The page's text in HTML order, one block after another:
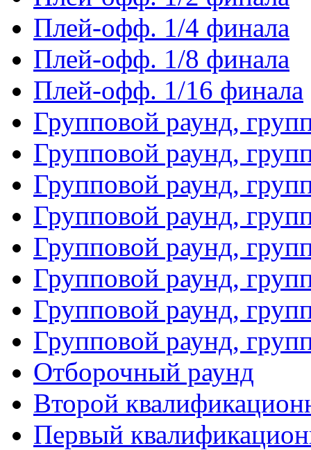
Плей-офф. 1/4 финала
Плей-офф. 1/8 финала
Плей-офф. 1/16 финала
Групповой раунд,
Групповой раунд,
Групповой раунд,
Групповой раунд,
Групповой раунд,
Групповой раунд,
Групповой раунд,
Групповой раунд,
Отборочный раунд
Второй
Первый